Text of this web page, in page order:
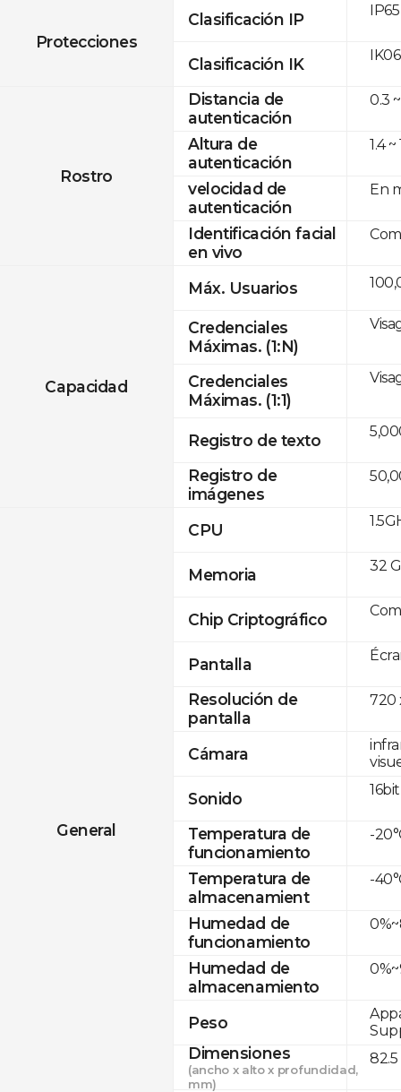
Protecciones
Clasificación IP
Clasificación IK
Rostro
Distancia de
autenticación
Altura de
autenticación
velocidad de
autenticación
Identificación facial
en vivo
Capacidad
Máx. Usuarios
Credenciales
Máximas. (1:N)
Credenciales
Máximas. (1:1)
Registro de texto
Registro de
imágenes
General
CPU
Memoria
Chip Criptográfico
Pantalla
Resolución de
pantalla
Cámara
Sonido
Temperatura de
funcionamiento
Temperatura de
almacenamient
Humedad de
funcionamiento
Humedad de
almacenamiento
Peso
Dimensiones
(ancho x alto x profundidad,
mm)
IP65
IK06
0.3
1.4 ~
En
32
720
16bit
-
-
82.5